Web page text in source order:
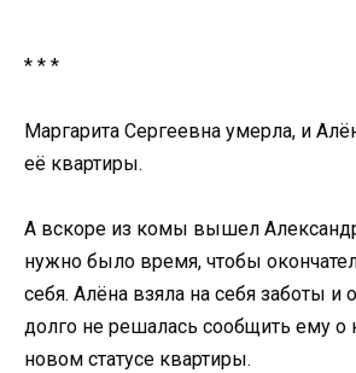
* * *
Маргарита Сергеевна умерла, и
её квартиры.
А вскоре из комы вышел
нужно было время, чтобы
себя. Алёна взяла на себя заботы и
долго не решалась сообщить ему о
новом статусе квартиры.